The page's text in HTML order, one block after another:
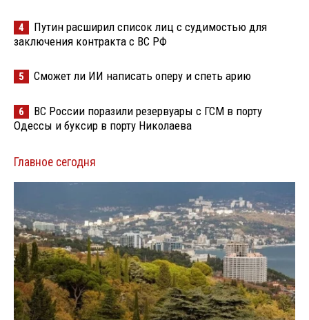
4
Путин расширил список лиц с судимостью для
заключения контракта с ВС РФ
5 Сможет ли ИИ написать оперу и спеть арию
6
ВС России поразили резервуары с ГСМ в порту
Одессы и буксир в порту Николаева
Главное сегодня